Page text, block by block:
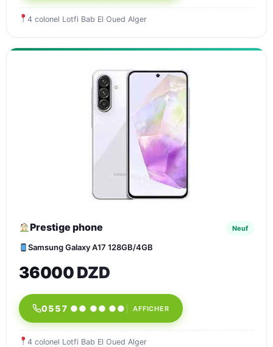
4 colonel Lotfi Bab El Oued Alger
Prestige phone Neuf
Samsung Galaxy A17 128GB/4GB
36000 DZD
0557 ●● ●● ●● AFFICHER
4 colonel Lotfi Bab El Oued Alger